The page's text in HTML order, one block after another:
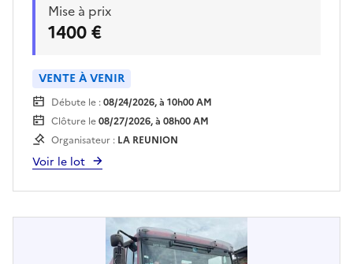
certificat d'immatriculationVéhicule vendu en
l'état. Voir conditions de visite auprès du lieu
de dépôt.Enlèvement sur plateau
obligatoire.Pour retirer le véhicule, le bon
d'enlèvement imprimé sera requis.
Mise à prix
1400 €
VENTE À VENIR
Débute le :08/24/2026, à 10h00 AM
Clôture le08/27/2026, à 08h00 AM
Organisateur : LA REUNION
Voir le lot